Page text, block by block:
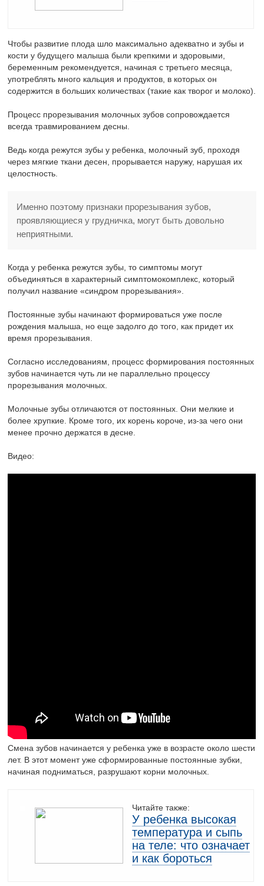
Чтобы развитие плода шло максимально адекватно и зубы и
кости у будущего малыша были крепкими и здоровыми,
беременным рекомендуется, начиная с третьего месяца,
употреблять много кальция и продуктов, в которых он
содержится в больших количествах (такие как творог и молоко).
Процесс прорезывания молочных зубов сопровождается
всегда травмированием десны.
Ведь когда режутся зубы у ребенка, молочный зуб, проходя
через мягкие ткани десен, прорывается наружу, нарушая их
целостность.
Именно поэтому признаки прорезывания зубов,
проявляющиеся у грудничка, могут быть довольно
неприятными.
Когда у ребенка режутся зубы, то симптомы могут
объединяться в характерный симптомокомплекс, который
получил название «синдром прорезывания».
Постоянные зубы начинают формироваться уже после
рождения малыша, но еще задолго до того, как придет их
время прорезывания.
Согласно исследованиям, процесс формирования постоянных
зубов начинается чуть ли не параллельно процессу
прорезывания молочных.
Молочные зубы отличаются от постоянных. Они мелкие и
более хрупкие. Кроме того, их корень короче, из-за чего они
менее прочно держатся в десне.
Видео:
Смена зубов начинается у ребенка уже в возрасте около шести
лет. В этот момент уже сформированные постоянные зубки,
начиная подниматься, разрушают корни молочных.
Читайте также:
У ребенка высокая
температура и сыпь
на теле: что означает
и как бороться